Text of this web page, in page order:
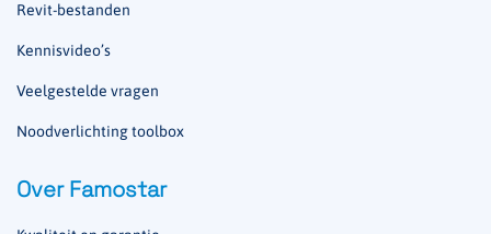
Revit-bestanden
Kennisvideo’s
Veelgestelde vragen
Noodverlichting toolbox
Over Famostar